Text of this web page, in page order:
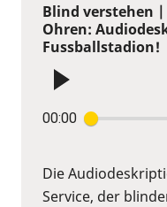
Blind verstehen
Ohren:
Fussballstadion!
00:00
Die
Service, der